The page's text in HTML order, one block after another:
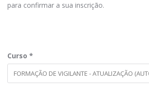
para confirmar a sua inscrição.
Curso *